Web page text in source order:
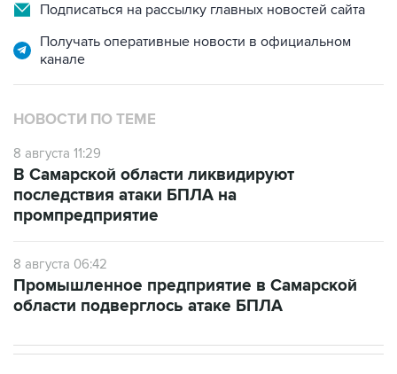
Подписаться на рассылку главных новостей сайта
Получать оперативные новости в официальном
канале
НОВОСТИ ПО ТЕМЕ
8 августа 11:29
В Самарской области ликвидируют
последствия атаки БПЛА на
промпредприятие
8 августа 06:42
Промышленное предприятие в Самарской
области подверглось атаке БПЛА